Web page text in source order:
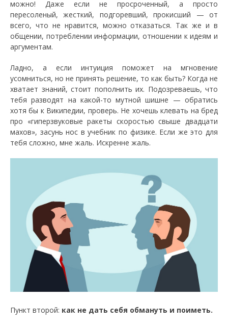
можно! Даже если не просроченный, а просто
пересоленый, жесткий, подгоревший, прокисший — от
всего, что не нравится, можно отказаться. Так же и в
общении, потреблении информации, отношении к идеям и
аргументам.
Ладно, а если интуиция поможет на мгновение
усомниться, но не принять решение, то как быть? Когда не
хватает знаний, стоит пополнить их. Подозреваешь, что
тебя разводят на какой-то мутной шишне — обратись
хотя бы к Википедии, проверь. Не хочешь клевать на бред
про «гиперзвуковые ракеты скоростью свыше двадцати
махов», засунь нос в учебник по физике. Если же это для
тебя сложно, мне жаль. Искренне жаль.
Пункт второй: как не дать себя обмануть и поиметь.